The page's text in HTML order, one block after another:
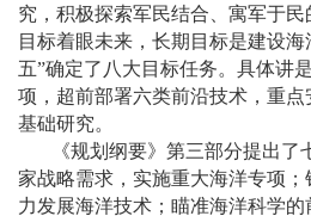
究，积极探索军民结合、寓军于
目标着眼未来，长期目标是建设
五”确定了八大目标任务。具体讲
项，超前部署六类前沿技术，重
基础研究。
《规划纲要》第三部分提出了
家战略需求，实施重大海洋专项
力发展海洋技术；瞄准海洋科学